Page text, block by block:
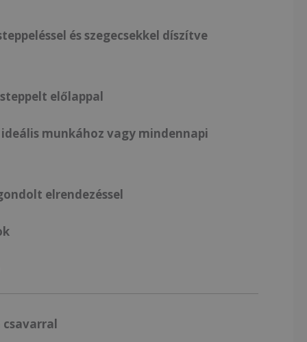
és szegecsekkel díszítve
előlappal
munkához vagy mindennapi
elrendezéssel
csavarral